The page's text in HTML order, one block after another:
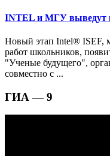
INTEL и МГУ выведут
Новый этап Intel® ISEF,
работ школьников,
"Ученые будущего",
совместно с ...
ГИА — 9